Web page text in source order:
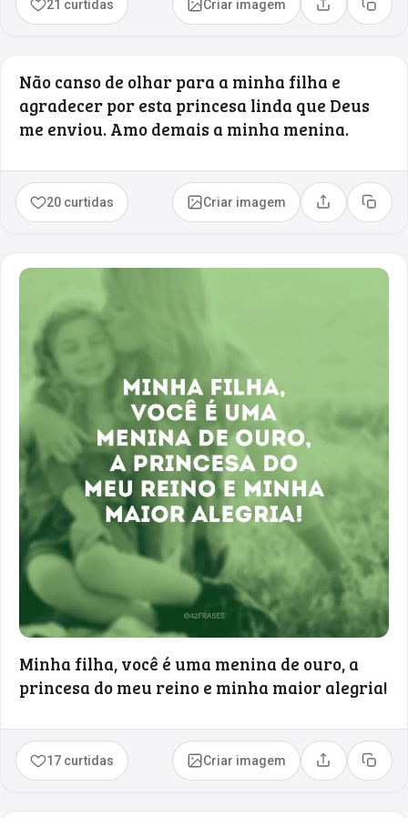
21 curtidas Criar imagem Compartilhar
Copiar
Não canso de olhar para a minha filha e
agradecer por esta princesa linda que Deus
me enviou. Amo demais a minha menina.
20 curtidas Criar imagem Compartilhar
Copiar
Minha filha, você é uma menina de ouro, a
princesa do meu reino e minha maior alegria!
17 curtidas Criar imagem Compartilhar
Copiar